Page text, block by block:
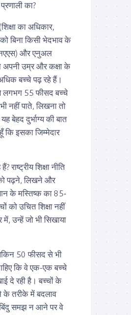
का?
का अधिकार,
बिना किसी भेदभाव के
और एनुअल
उम्र और कक्षा के
बच्चे पढ़ रहे हैं।
लगभग 55 फीसद बच्चे
नहीं पाते, लिखना तो
बेहद दुर्भाग्य की बात
कि इसका जिम्मेदार
शिक्षा नीति
पढ़ने, लिखने और
के मस्तिष्क का 85-
उचित शिक्षा नहीं
उन्हें जो भी सिखाया
लेकिन 50 फीसद से भी
कि वे एक-एक बच्चे
दे रही है। बच्चों के
के तरीके में बदलाव
समझ न आने पर वे